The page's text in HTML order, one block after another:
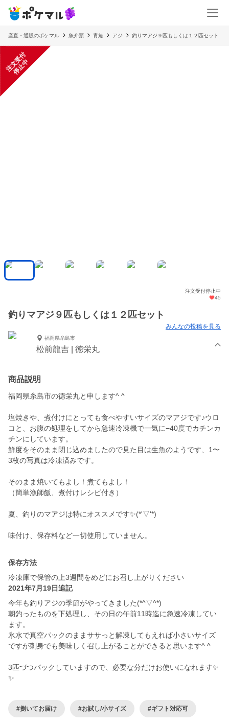
産直・通販のポケマル 魚介類 青魚 アジ 釣りマアジ９匹もしくは１２匹セット
注
文
受
付
停
止
中
注文受付停止中
45
釣りマアジ９匹もしくは１２匹セット
みんなの投稿を見る
福岡県糸島市
松前龍吉 | 徳栄丸
商品説明
福岡県糸島市の徳栄丸と申します^ ^
塩焼きや、煮付けにとっても食べやすいサイズのマアジです♪ウロ
コと、お腹の処理をしてから急速冷凍機で一気に−40度でカチンカ
チンにしています。
鮮度をそのまま閉じ込めましたので見た目は生魚のようです、1〜
3枚の写真は冷凍済みです。
そのまま焼いてもよし！煮てもよし！
（簡単漁師飯、煮付けレシピ付き）
夏、釣りのマアジは特にオススメです✨(*'▽'*)
味付け、保存料など一切使用していません。
保存方法
冷凍庫で保管の上3週間をめどにお召し上がりください
2021年7月19日追記
今年も釣りアジの季節がやってきました(*^▽^*)
朝釣ったものを下処理し、その日の午前11時迄に急速冷凍してい
ます。
氷水で真空パックのままササっと解凍してもえれば小さいサイズ
ですが刺身でも美味しく召し上がることができると思います^ ^
3匹づつパックしていますので、必要な分だけお使いになれます✨
✨
#捌いてお届け #お試し/小サイズ #ギフト対応可